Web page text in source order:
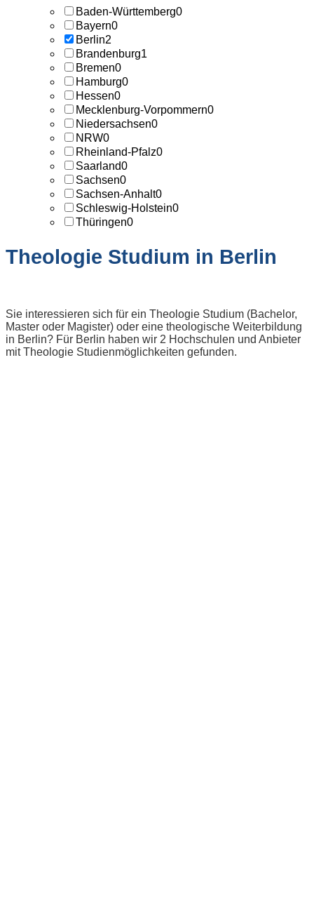
Baden-Württemberg0
Bayern0
Berlin2
Brandenburg1
Bremen0
Hamburg0
Hessen0
Mecklenburg-Vorpommern0
Niedersachsen0
NRW0
Rheinland-Pfalz0
Saarland0
Sachsen0
Sachsen-Anhalt0
Schleswig-Holstein0
Thüringen0
Theologie Studium in Berlin
Sie interessieren sich für ein Theologie Studium (Bachelor,
Master oder Magister) oder eine theologische Weiterbildung
in Berlin? Für Berlin haben wir 2 Hochschulen und Anbieter
mit Theologie Studienmöglichkeiten gefunden.